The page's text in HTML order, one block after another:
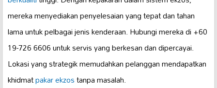
mereka menyediakan penyelesaian yang tepat dan tahan
lama untuk pelbagai jenis kenderaan. Hubungi mereka di +60
19-726 6606 untuk servis yang berkesan dan dipercayai.
Lokasi yang strategik memudahkan pelanggan mendapatkan
khidmatpakar ekzostanpa masalah.